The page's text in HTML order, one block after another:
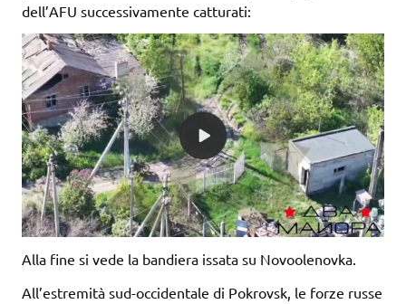
dell’AFU successivamente catturati:
Alla fine si vede la bandiera issata su Novoolenovka.
All’estremità sud-occidentale di Pokrovsk, le forze russe